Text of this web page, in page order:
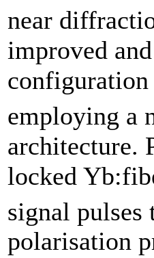
near
improved
configuration
employing a
architecture.
locked
signal pulses
polarisation